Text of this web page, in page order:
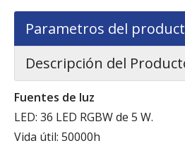
Parametros del
Descripción del
Fuentes de luz
LED: 36 LED RGBW de 5 W.
Vida útil: 50000h